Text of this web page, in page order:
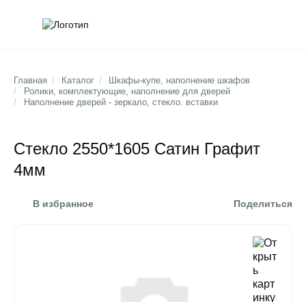
Главная / Каталог /
Шкафы-купе, наполнение шкафов
/
Ролики, комплектующие, наполнение для дверей
/
Наполнение дверей - зеркало, стекло. вставки
Стекло 2550*1605 Сатин Графит
4мм
В избранное Поделиться